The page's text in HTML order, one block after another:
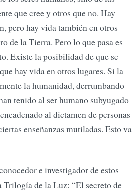
que cree y otros que no. Hay
pero hay vida también en otros
de la Tierra. Pero lo que pasa es
Existe la posibilidad de que se
hay vida en otros lugares. Si la
la humanidad, derrumbando
tenido al ser humano subyugado
al dictamen de personas
enseñanzas mutiladas. Esto va
e investigador de estos
Trilogía de la Luz: “El secreto de